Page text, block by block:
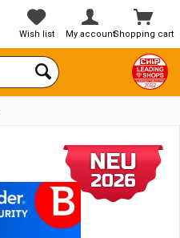
Shopping cart
Wish list My account